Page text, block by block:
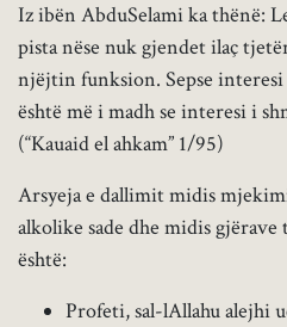
Iz ibën AbduSelami ka thënë:
pista nëse nuk gjendet ilaç
njëjtin funksion. Sepse
është më i madh se interesi i
(“Kauaid el ahkam” 1/95)
Arsyeja e dallimit midis
alkolike sade dhe midis
është:
Profeti, sal-lAllahu alejhi